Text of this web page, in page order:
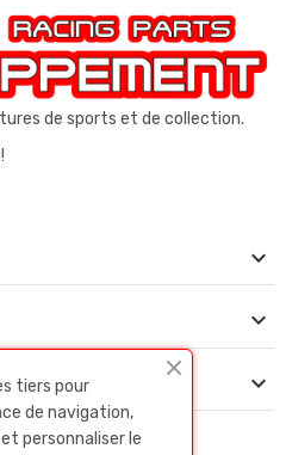
de sports et de collection.



Tous droits réservés.
tiers pour
de navigation,
personnaliser le